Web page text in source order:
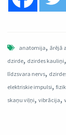
anatomija, ārējā
dzirde, dzirdes kauliņi,
līdzsvara nervs,
elektriskie impulsi,
skaņu viļņi, vibrācija,